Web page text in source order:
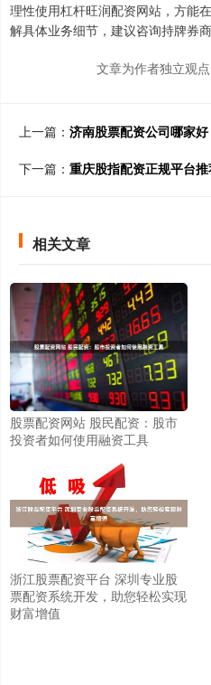
理性使用杠杆旺润配资网站，方能
解具体业务细节，建议咨询持牌券
文章为作者独立观
上一篇： 济南股票配资公司哪家
下一篇： 重庆股指配资正规平台
相关文章
股票配资网站 股民配资：股市
投资者如何使用融资工具
浙江股票配资平台 深圳专业股
票配资系统开发，助您轻松实现
财富增值